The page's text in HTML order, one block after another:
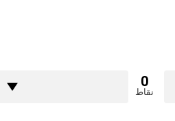
0
نقاط